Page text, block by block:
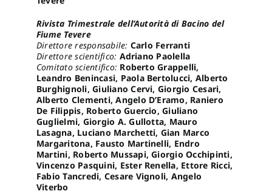
Rivista Trimestrale dell’Autorità di Bacino del
Fiume Tevere
Direttore responsabile: Carlo Ferranti
Direttore scientifico: Adriano Paolella
Comitato scientifico: Roberto Grappelli,
Leandro Benincasi, Paola Bertolucci, Alberto
Burghignoli, Giuliano Cervi, Giorgio Cesari,
Alberto Clementi, Angelo D’Eramo, Raniero
De Filippis, Roberto Guercio, Giuliano
Guglielmi, Giorgio A. Gullotta, Mauro
Lasagna, Luciano Marchetti, Gian Marco
Margaritona, Fausto Martinelli, Endro
Martini, Roberto Mussapi, Giorgio Occhipinti,
Vincenzo Pasquini, Ester Renella, Ettore Ricci,
Fabio Tancredi, Cesare Vignoli, Angelo
Viterbo